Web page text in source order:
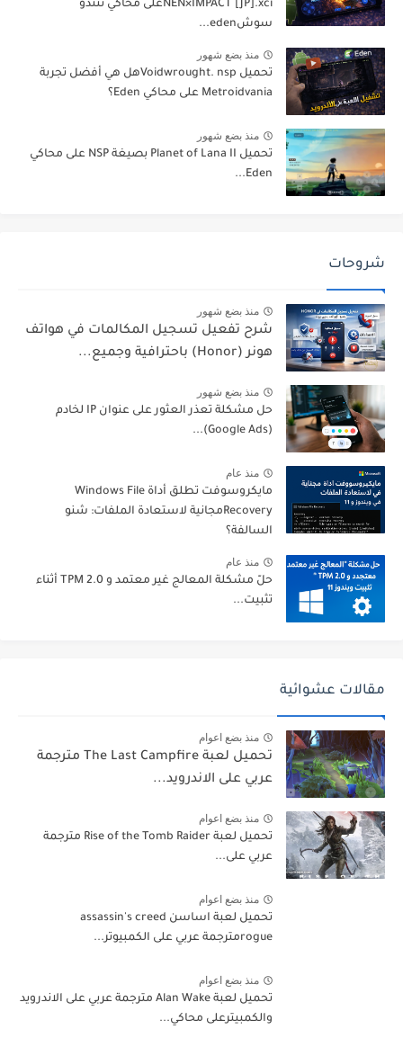
NEN×IMPACT [JP].xciعلى محاكي نتندو
سوشeden...
منذ بضع شهور
تحميل Voidwrought. nspهل هي أفضل تجربة
Metroidvania على محاكي Eden؟
منذ بضع شهور
تحميل Planet of Lana II بصيغة NSP على محاكي
Eden...
شروحات
منذ بضع شهور
شرح تفعيل تسجيل المكالمات في هواتف
هونر (Honor) باحترافية وجميع...
منذ بضع شهور
حل مشكلة تعذر العثور على عنوان IP لخادم
(Google Ads)...
منذ عام
مايكروسوفت تطلق أداة Windows File
Recoveryمجانية لاستعادة الملفات: شنو
السالفة؟
منذ عام
حلّ مشكلة المعالج غير معتمد و TPM 2.0 أثناء
تثبيت...
مقالات عشوائية
منذ بضع اعوام
تحميل لعبة The Last Campfire مترجمة
عربي على الاندرويد...
منذ بضع اعوام
تحميل لعبة Rise of the Tomb Raider مترجمة
عربي على...
منذ بضع اعوام
تحميل لعبة اساسن assassin's creed
rogueمترجمة عربي على الكمبيوتر...
منذ بضع اعوام
تحميل لعبة Alan Wake مترجمة عربي على الاندرويد
والكمبيترعلى محاكي...